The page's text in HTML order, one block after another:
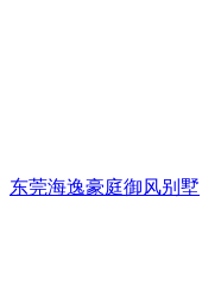
东莞海逸豪庭御风别墅